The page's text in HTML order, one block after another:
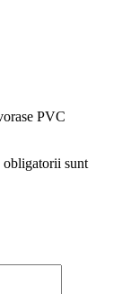
PVC
obligatorii sunt